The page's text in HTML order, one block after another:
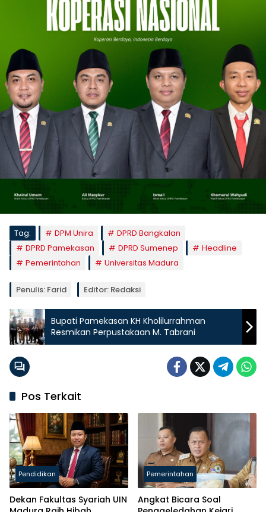
Tag: DPM Unira
DPRD Bangkalan
DPRD Pamekasan
DPRD Sumenep
Headline
Pemerintahan
Universitas Madura
Penulis: Farid Editor: Redaksi
Bupati Pamekasan KH Kholilurrahman
Resmikan Perpustakaan M. Tabrani
Pos Terkait
Pendidikan
Dekan Fakultas Syariah UIN
Pemerintahan
Angkat Bicara Soal